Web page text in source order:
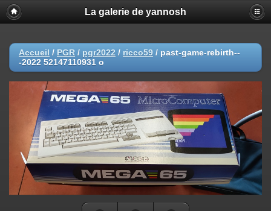
La galerie de yannosh
Accueil / PGR / pgr2022 / ricco59 / past-game-rebirth--
-2022 52147110931 o